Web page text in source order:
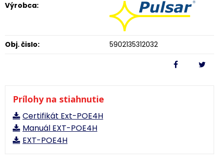
Výrobca:
Obj. čislo: 5902135312032
Prílohy na stiahnutie
Certifikát Ext-POE4H
Manuál EXT-POE4H
EXT-POE4H